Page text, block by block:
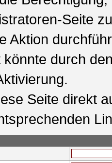
Seite
Aktion
könnte durch
Seite direkt